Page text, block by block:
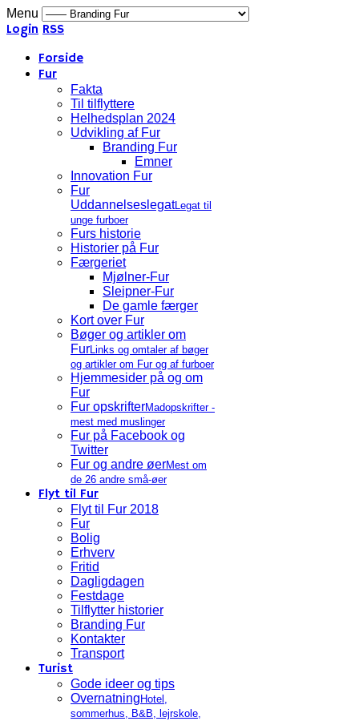
Menu
Login RSS
Forside
Fur
Fakta
Til tilflyttere
Helhedsplan 2024
Udvikling af Fur
Branding Fur
Emner
Innovation Fur
Fur
UddannelseslegatLegat til
unge furboer
Furs historie
Historier på Fur
Færgeriet
Mjølner-Fur
Sleipner-Fur
De gamle færger
Kort over Fur
Bøger og artikler om
FurLinks og omtaler af bøger
og artikler om Fur og af furboer
Hjemmesider på og om
Fur
Fur opskrifterMadopskrifter -
mest med muslinger
Fur på Facebook og
Twitter
Fur og andre øerMest om
de 26 andre små-øer
Flyt til Fur
Flyt til Fur 2018
Fur
Bolig
Erhverv
Fritid
Dagligdagen
Festdage
Tilflytter historier
Branding Fur
Kontakter
Transport
Turist
Gode ideer og tips
Overnatning Hotel,
sommerhus, B&B, lejrskole,